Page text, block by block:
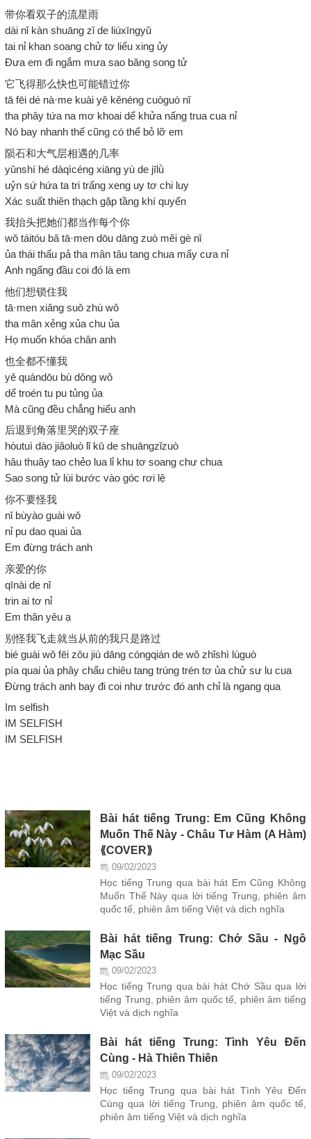
带你看双子的流星雨
dài nǐ kàn shuāng zǐ de liúxīngyǔ
tai nỉ khan soang chử tơ liếu xing ủy
Đưa em đi ngắm mưa sao băng song tử
它飞得那么快也可能错过你
tā fēi dé nà·me kuài yě kěnéng cuòguò nǐ
tha phây tứa na mơ khoai dể khửa nấng trua cua nỉ
Nó bay nhanh thế cũng có thể bỏ lỡ em
陨石和大气层相遇的几率
yǔnshí hé dàqìcéng xiāng yù de jīlǜ
uỷn sứ hứa ta tri trấng xeng uy tơ chi luy
Xác suất thiên thạch gặp tầng khí quyển
我抬头把她们都当作每个你
wǒ táitóu bǎ tā·men dōu dāng zuò měi gè nǐ
ủa thái thấu pả tha mân tâu tang chua mẩy cưa nỉ
Anh ngẩng đầu coi đó là em
他们想锁住我
tā·men xiǎng suǒ zhù wǒ
tha mân xẻng xủa chu ủa
Họ muốn khóa chân anh
也全都不懂我
yě quándōu bù dǒng wǒ
dể troén tu pu tủng ủa
Mà cũng đều chẳng hiểu anh
后退到角落里哭的双子座
hòutuì dào jiǎoluò lǐ kū de shuāngzǐzuò
hâu thuây tao chẻo lua lỉ khu tơ soang chư chua
Sao song tử lùi bước vào góc rơi lệ
你不要怪我
nǐ bùyào guài wǒ
nỉ pu dao quai ủa
Em đừng trách anh
亲爱的你
qīnài de nǐ
trin ai tơ nỉ
Em thân yêu ạ
别怪我飞走就当从前的我只是路过
bié guài wǒ fēi zǒu jiù dāng cóngqián de wǒ zhǐshì lùguò
pía quai ủa phây chẩu chiêu tang trúng trén tơ ủa chử sư lu cua
Đừng trách anh bay đi coi như trước đó anh chỉ là ngang qua
Im selfish
IM SELFISH
IM SELFISH
Bài hát tiếng Trung: Em Cũng Không
Muốn Thế Này - Châu Tư Hàm (A Hàm)
⟪COVER⟫
09/02/2023
Học tiếng Trung qua bài hát Em Cũng Không
Muốn Thế Này qua lời tiếng Trung, phiên âm
quốc tế, phiên âm tiếng Việt và dịch nghĩa
Bài hát tiếng Trung: Chớ Sầu - Ngô
Mạc Sầu
09/02/2023
Học tiếng Trung qua bài hát Chớ Sầu qua lời
tiếng Trung, phiên âm quốc tế, phiên âm tiếng
Việt và dịch nghĩa
Bài hát tiếng Trung: Tình Yêu Đến
Cùng - Hà Thiên Thiên
09/02/2023
Học tiếng Trung qua bài hát Tình Yêu Đến
Cùng qua lời tiếng Trung, phiên âm quốc tế,
phiên âm tiếng Việt và dịch nghĩa